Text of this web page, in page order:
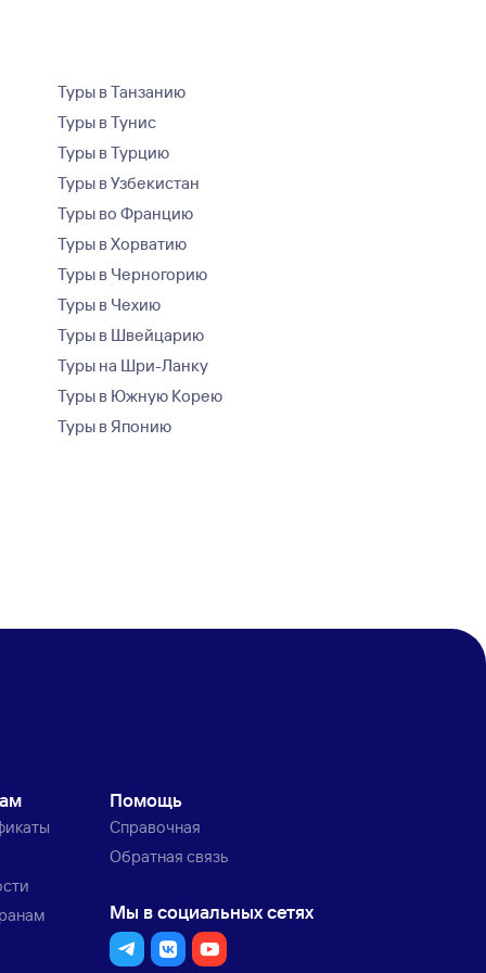
Туры в Танзанию
Туры в Тунис
Туры в Турцию
Туры в Узбекистан
Туры во Францию
Туры в Хорватию
Туры в Черногорию
Туры в Чехию
Туры в Швейцарию
Туры на Шри-Ланку
Туры в Южную Корею
Туры в Японию
Помощь
Справочная
Обратная связь
Мы в социальных сетях